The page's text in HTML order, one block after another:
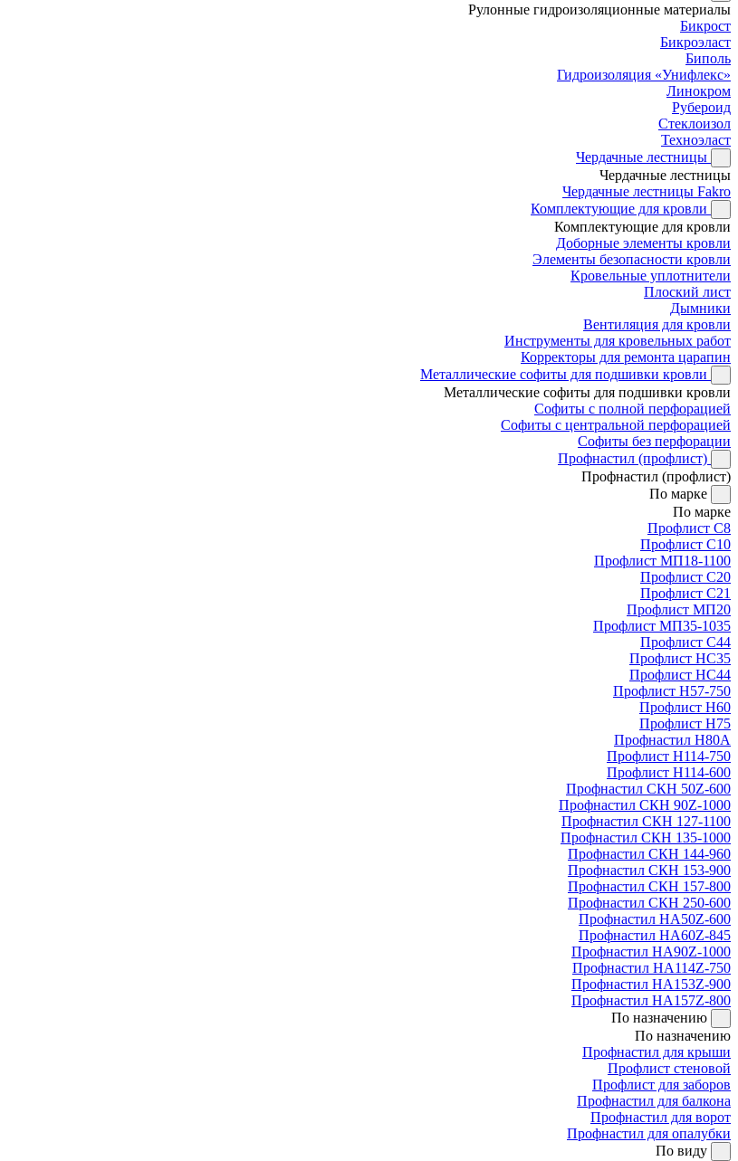
Рулонные гидроизоляционные материалы
Бикрост
Бикроэласт
Биполь
Гидроизоляция «Унифлекс»
Линокром
Рубероид
Стеклоизол
Техноэласт
Чердачные лестницы
Чердачные лестницы
Чердачные лестницы Fakro
Комплектующие для кровли
Комплектующие для кровли
Доборные элементы кровли
Элементы безопасности кровли
Кровельные уплотнители
Плоский лист
Дымники
Вентиляция для кровли
Инструменты для кровельных работ
Корректоры для ремонта царапин
Металлические софиты для подшивки кровли
Металлические софиты для подшивки кровли
Софиты с полной перфорацией
Софиты с центральной перфорацией
Софиты без перфорации
Профнастил (профлист)
Профнастил (профлист)
По марке
По марке
Профлист С8
Профлист С10
Профлист МП18-1100
Профлист С20
Профлист С21
Профлист МП20
Профлист МП35-1035
Профлист С44
Профлист НС35
Профлист НС44
Профлист Н57-750
Профлист Н60
Профлист Н75
Профнастил Н80А
Профлист Н114-750
Профлист Н114-600
Профнастил СКН 50Z-600
Профнастил СКН 90Z-1000
Профнастил СКН 127-1100
Профнастил СКН 135-1000
Профнастил СКН 144-960
Профнастил СКН 153-900
Профнастил СКН 157-800
Профнастил СКН 250-600
Профнастил НА50Z-600
Профнастил НА60Z-845
Профнастил НА90Z-1000
Профнастил НА114Z-750
Профнастил НА153Z-900
Профнастил НА157Z-800
По назначению
По назначению
Профнастил для крыши
Профлист стеновой
Профлист для заборов
Профнастил для балкона
Профнастил для ворот
Профнастил для опалубки
По виду